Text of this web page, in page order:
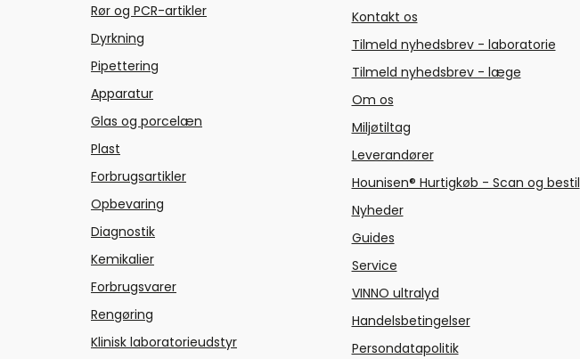
Rør og PCR-artikler
Dyrkning
Pipettering
Apparatur
Glas og porcelæn
Plast
Forbrugsartikler
Opbevaring
Diagnostik
Kemikalier
Forbrugsvarer
Rengøring
Klinisk laboratorieudstyr
Kontakt os
Tilmeld nyhedsbrev - laboratorie
Tilmeld nyhedsbrev - læge
Om os
Miljøtiltag
Leverandører
Hounisen® Hurtigkøb - Scan og bestil
Nyheder
Guides
Service
VINNO ultralyd
Handelsbetingelser
Persondatapolitik